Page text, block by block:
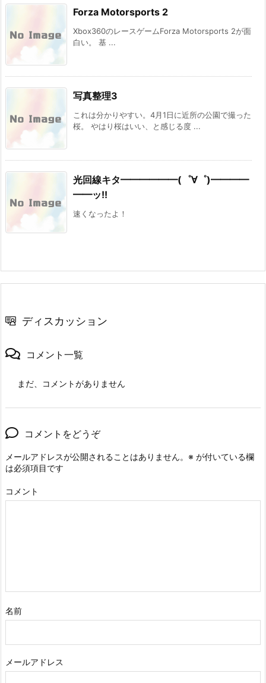
Forza Motorsports 2
Xbox360のレースゲームForza Motorsports 2が面
白い。 基 ...
写真整理3
これは分かりやすい。4月1日に近所の公園で撮った
桜。 やはり桜はいい、と感じる度 ...
光回線キタ━━━━━━(゜∀゜)━━━━
━━ッ!!
速くなったよ！
ディスカッション
コメント一覧
まだ、コメントがありません
コメントをどうぞ
メールアドレスが公開されることはありません。 ※ が付いている欄
は必須項目です
コメント
名前
メールアドレス